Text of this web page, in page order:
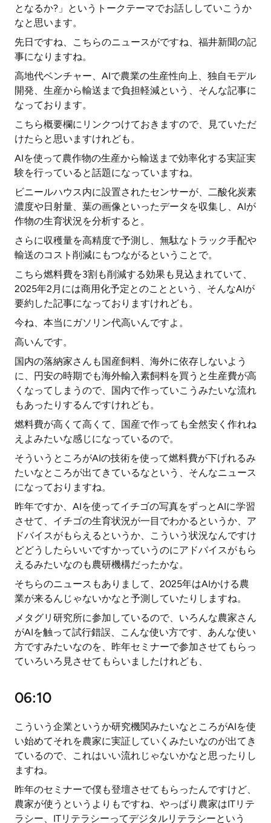
となるか?」というトークテーマでお話ししていこうか
なと思います。
先日ですね、こちらのニュースがですね、福井新聞の記
事になりますね。
高地代ベンチャー、AIで農業の生産性向上、独自モデル
開発、生産から輸送まで負担軽減という、そんな記事に
なっております。
こちら概要欄にリンクつけておきますので、見ていただ
けたらと思いますけれども。
AIを使って農作物の生産から輸送まで効率化する実証実
験を行っていると話題になっていますね。
ビニールハウス内に設置されたセンサーが、二酸化炭素
濃度や日射量、葉の画像といったデータを収集し、AIが
作物の生育状況を分析すると。
さらに収穫量を高精度で予測し、無駄なトラック手配や
輸送のコスト削減にもつながるということで。
こちら燃料費を3割も削減する効果も見込まれていて、
2025年2月には商用化予定とのことという、そんなAIが
要約した記事になっておりますけれども。
今ね、本当にガソリン代高いんですよ。
高いんです。
国内の落納家さんも国産飼料、海外に依存しないよう
に、円安の時期でも海外輸入素飼料を買うと生産費が高
くなってしまうので、国内で作っていこうみたいな流れ
もあったりするんですけれども。
燃料費が高くて高くて、国産で作っても全然安く作れね
えよみたいな感じになっているので。
そういうところがAIの技術を使って燃料費が下げれるみ
たいなところが出てきているなという、そんなニュース
になっておりますね。
昨年ですか、AIを使ってイチゴの写真をずっとAIに学習
させて、イチゴの生育状況が一目でわかるというか、ア
ドバイスがもらえるというか、こういう状況なんですけ
どどうしたらいいですかっていうのにアドバイスがもら
えるみたいなのも農研機構だったかな。
そちらのニュースもありまして、2025年はAIかける農
業が来るんじゃないかなと予測していたりしますね。
メタグリ研究所に参加しているので、いろんな農家さん
がAIを触って試行錯誤、こんな使い方です、あんな使い
方ですみたいなのを、昨年セミナーで参加させてもらっ
ていろいろ見させてもらいましたけれども、
06:10
こういう企業というか研究機関みたいなところがAIを使
い始めてそれを農家に実証していくみたいなのが出てき
ているので、これはいい流れじゃないかなと思ったりし
ますね。
昨年のセミナーで僕も登壇させてもらったんですけど、
農家が使うというよりもですね、やっぱり農家はITリテ
ラシー、ITリテラシーってデジタルリテラシーという